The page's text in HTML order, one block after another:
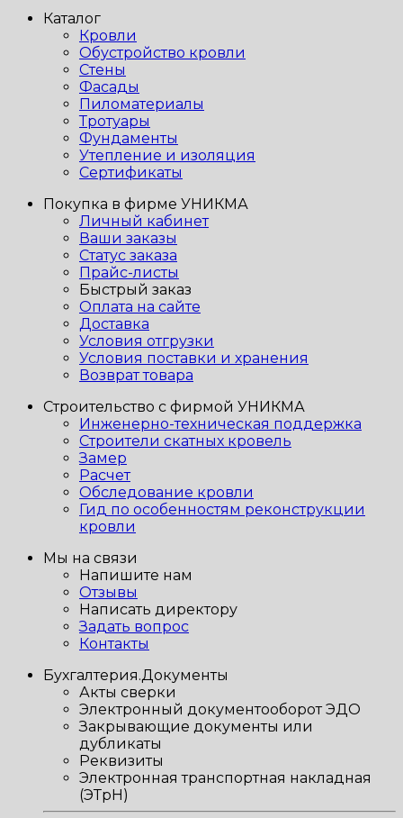
Каталог
Кровли
Обустройство кровли
Стены
Фасады
Пиломатериалы
Тротуары
Фундаменты
Утепление и изоляция
Сертификаты
Покупка в фирме УНИКМА
Личный кабинет
Ваши заказы
Статус заказа
Прайс-листы
Быстрый заказ
Оплата на сайте
Доставка
Условия отгрузки
Условия поставки и хранения
Возврат товара
Строительство с фирмой УНИКМА
Инженерно-техническая поддержка
Строители скатных кровель
Замер
Расчет
Обследование кровли
Гид по особенностям реконструкции
кровли
Мы на связи
Напишите нам
Отзывы
Написать директору
Задать вопрос
Контакты
Бухгалтерия.Документы
Акты сверки
Электронный документооборот ЭДО
Закрывающие документы или
дубликаты
Реквизиты
Электронная транспортная накладная
(ЭТрН)